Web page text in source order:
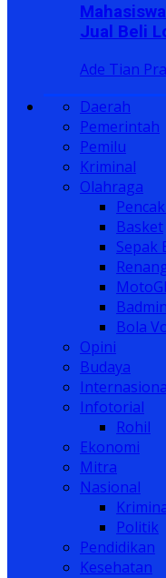
Jual Beli
Ade Tian
Daerah
Pemerintah
Pemilu
Kriminal
Olahraga
Basket
Sepak
Bola
Opini
Budaya
Infotorial
Rohil
Ekonomi
Mitra
Nasional
Politik
Pendidikan
Kesehatan